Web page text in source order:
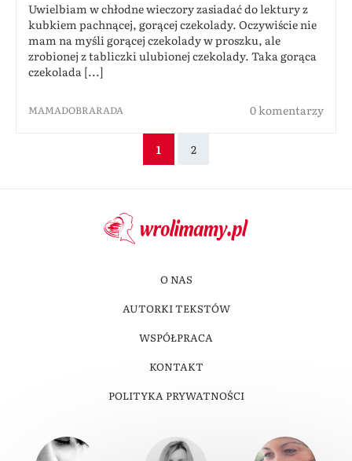
Uwielbiam w chłodne wieczory zasiadać do lektury z
kubkiem pachnącej, gorącej czekolady. Oczywiście nie
mam na myśli gorącej czekolady w proszku, ale
zrobionej z tabliczki ulubionej czekolady. Taka gorąca
czekolada [...]
MAMADOBRARADA 0 komentarzy
1 2
O NAS
AUTORKI TEKSTÓW
WSPÓŁPRACA
KONTAKT
POLITYKA PRYWATNOŚCI